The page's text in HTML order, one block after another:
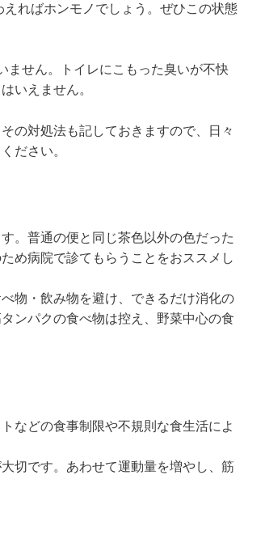
ればホンモノでしょう。ぜひこの状態
ません。トイレにこもった臭いが不快
いえません。
の対処法も記しておきますので、日々
ださい。
。普通の便と同じ茶色以外の色だった
め病院で診てもらうことをおススメし
物・飲み物を避け、できるだけ消化の
ンパクの食べ物は控え、野菜中心の食
などの食事制限や不規則な食生活によ
切です。あわせて運動量を増やし、筋